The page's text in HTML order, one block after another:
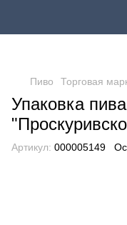
Пиво Торговая
Упаковка
Артикул: 000005149